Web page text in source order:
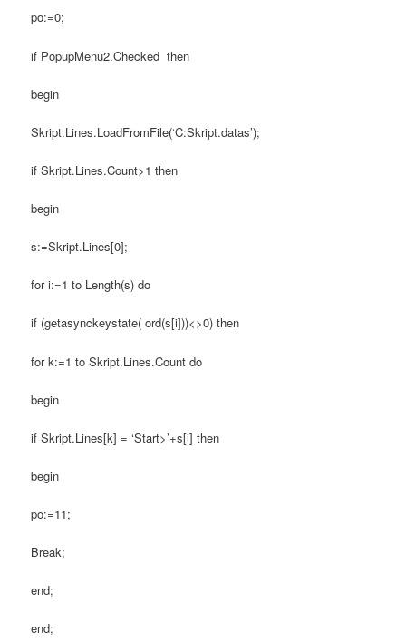
po:=0;
if PopupMenu2.Checked then
begin
Skript.Lines.LoadFromFile(‘C:Skript.datas’);
if Skript.Lines.Count>1 then
begin
s:=Skript.Lines[0];
for i:=1 to Length(s) do
if (getasynckeystate( ord(s[i]))<>0) then
for k:=1 to Skript.Lines.Count do
begin
if Skript.Lines[k] = ‘Start>’+s[i] then
begin
po:=11;
Break;
end;
end;